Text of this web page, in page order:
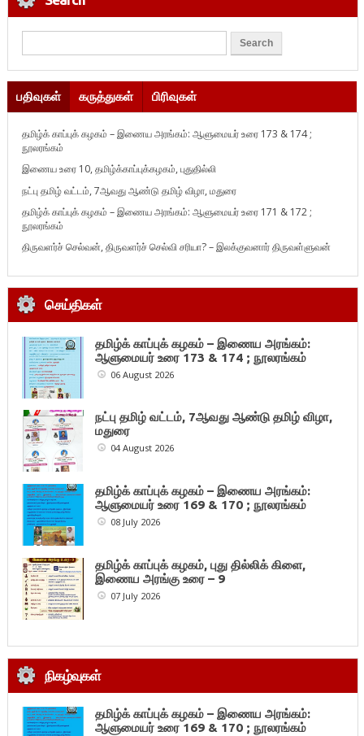
பதிவுகள் கருத்துகள் பிரிவுகள்
தமிழ்க் காப்புக் கழகம் – இணைய அரங்கம்: ஆளுமையர் உரை 173 & 174 ;
நூலரங்கம்
இணைய உரை 10, தமிழ்க்காப்புக்கழகம், புதுதில்லி
நட்பு தமிழ் வட்டம், 7ஆவது ஆண்டு தமிழ் விழா, மதுரை
தமிழ்க் காப்புக் கழகம் – இணைய அரங்கம்: ஆளுமையர் உரை 171 & 172 ;
நூலரங்கம்
திருவளர்ச் செல்வன், திருவளர்ச் செல்வி சரியா? – இலக்குவனார் திருவள்ளுவன்
செய்திகள்
தமிழ்க் காப்புக் கழகம் – இணைய அரங்கம்:
ஆளுமையர் உரை 173 & 174 ; நூலரங்கம்
06 August 2026
நட்பு தமிழ் வட்டம், 7ஆவது ஆண்டு தமிழ் விழா,
மதுரை
04 August 2026
தமிழ்க் காப்புக் கழகம் – இணைய அரங்கம்:
ஆளுமையர் உரை 169 & 170 ; நூலரங்கம்
08 July 2026
தமிழ்க் காப்புக் கழகம், புது தில்லிக் கிளை,
இணைய அரங்கு உரை – 9
07 July 2026
நிகழ்வுகள்
தமிழ்க் காப்புக் கழகம் – இணைய அரங்கம்:
ஆளுமையர் உரை 169 & 170 ; நூலரங்கம்